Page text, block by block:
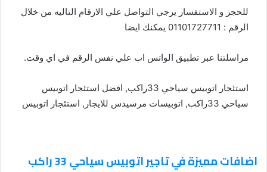
للحجز و الاستفسار يرجي التواصل علي الارقام التاليه من خلال
الرقم : 01101727711 يمكنك ايضا
مراسلتنا عبر تطبيق الواتس اب علي نفس الرقم في اي وقت.
استئجار اتوبيس سياحي 33راكب, افضل استئجار اتوبيس
سياحي 33راكب, اتوبيسات مرسيدس للايجار, استئجار اتوبيس
اضافات مميزة في تاجير اتوبيس سياحي 33 راكب